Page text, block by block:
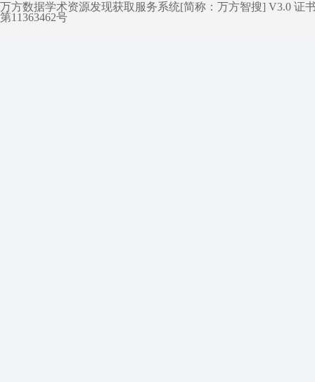
万方数据学术资源发现获取服务系统[简称：万方智搜] V3.0 证
第11363462号